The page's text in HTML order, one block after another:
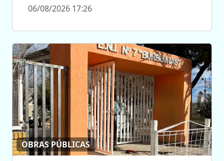
06/08/2026 17:26
OBRAS PÚBLICAS